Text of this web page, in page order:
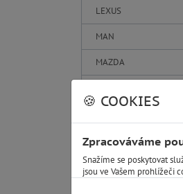
🍪 COOKIES
Zpracováváme
Snažíme se poskytovat
jsou ve Vašem prohlížeči
LEXUS
MAN
MAZDA
MG
MINI